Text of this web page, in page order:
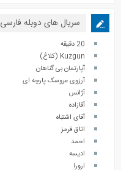
سریال های دوبله فارسی
20 دقیقه
Kuzgun (کلاغ)
آپارتمان بی گناهان
آرزوی عروسک پارچه ای
آژانس
آقازاده
آقای اشتباه
اتاق قرمز
احمد
ادیسه
ارورا